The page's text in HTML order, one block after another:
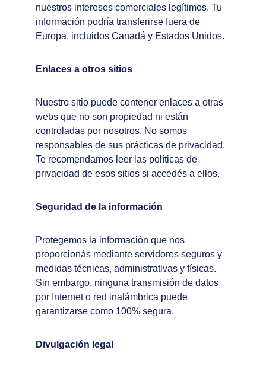
nuestros intereses comerciales legítimos. Tu
información podría transferirse fuera de
Europa, incluidos Canadá y Estados Unidos.
Enlaces a otros sitios
Nuestro sitio puede contener enlaces a otras
webs que no son propiedad ni están
controladas por nosotros. No somos
responsables de sus prácticas de privacidad.
Te recomendamos leer las políticas de
privacidad de esos sitios si accedés a ellos.
Seguridad de la información
Protegemos la información que nos
proporcionás mediante servidores seguros y
medidas técnicas, administrativas y físicas.
Sin embargo, ninguna transmisión de datos
por Internet o red inalámbrica puede
garantizarse como 100% segura.
Divulgación legal